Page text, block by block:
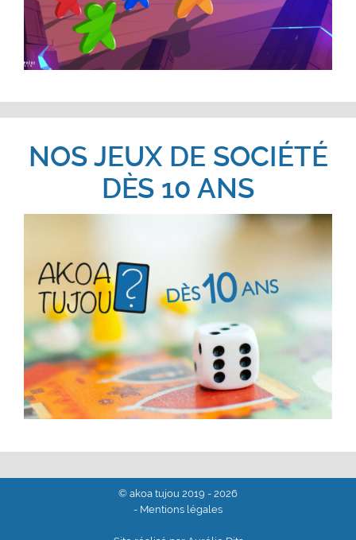
NOS JEUX DE SOCIÉTÉ
DÈS 10 ANS
© akoa tujou 2019 - 2026
- Mentions légales